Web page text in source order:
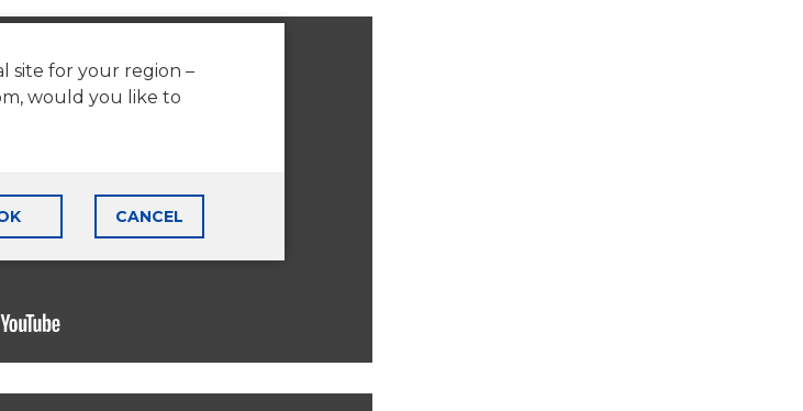
site for your region –
would you like to
CANCEL